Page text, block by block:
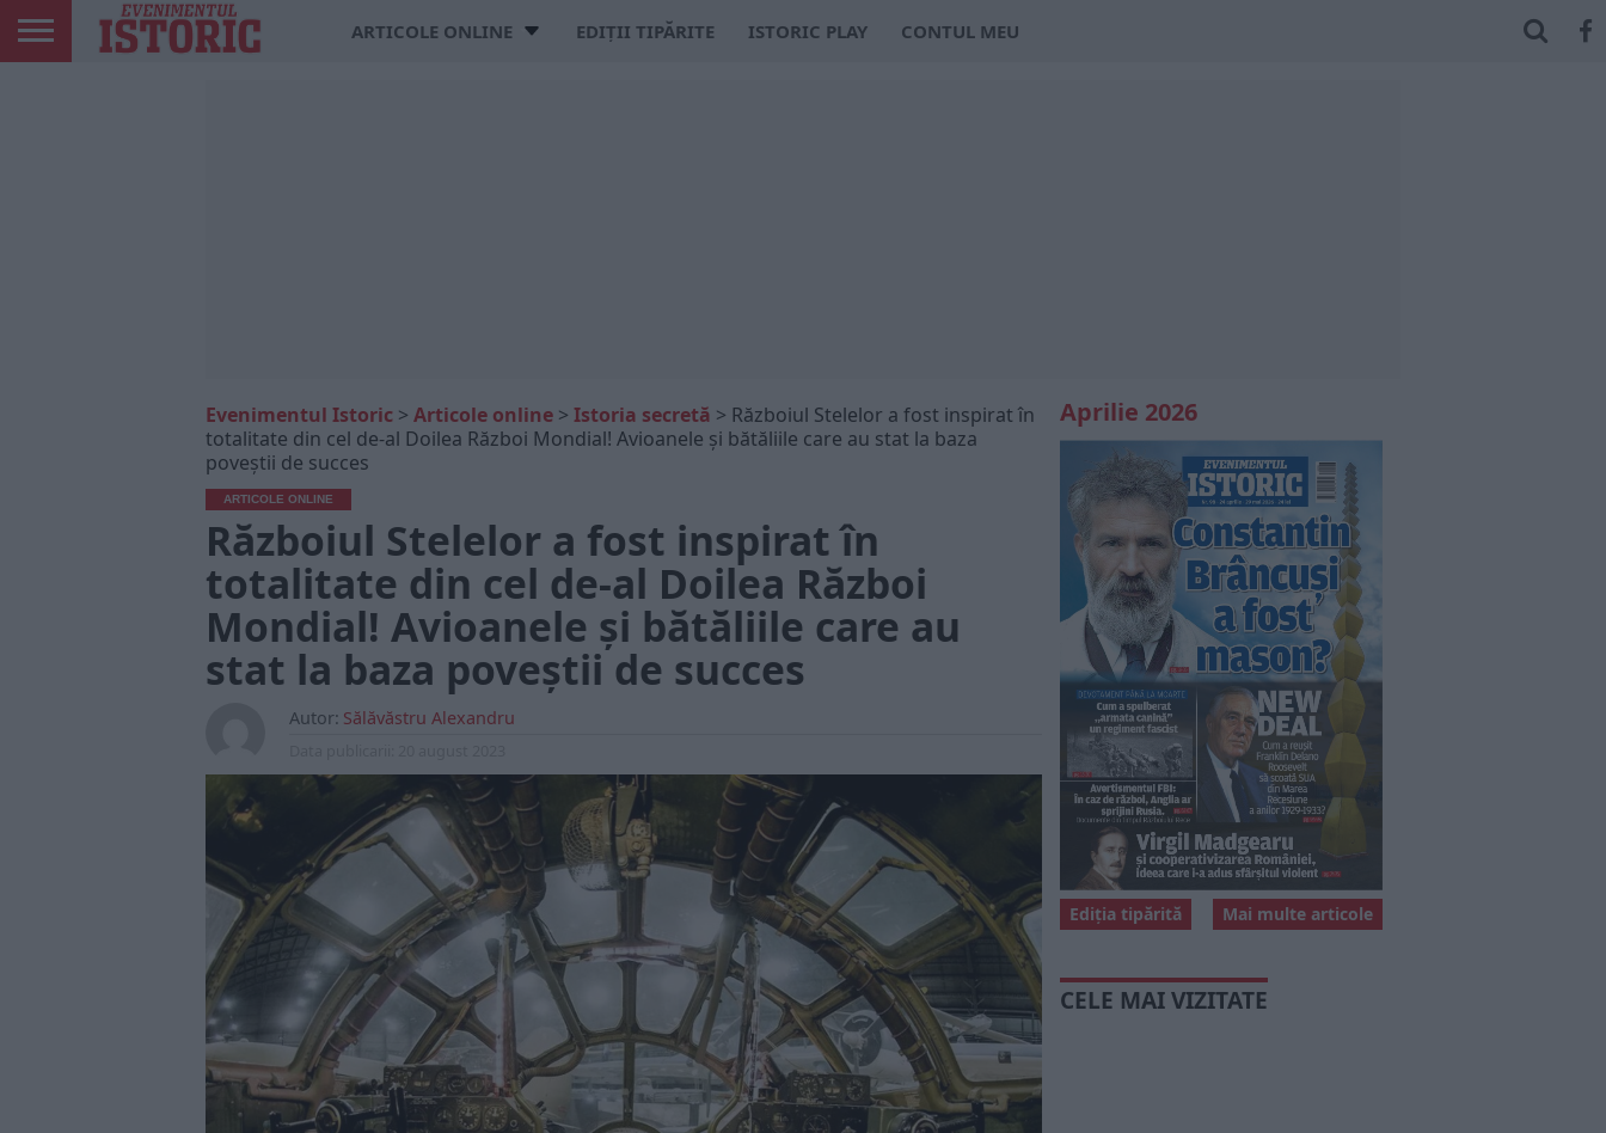
ARTICOLE ONLINE EDIȚII TIPĂRITE ISTORIC PLAY CONTUL MEU
Evenimentul Istoric > Articole online > Istoria secretă > Războiul Stelelor a fost inspirat în
totalitate din cel de-al Doilea Război Mondial! Avioanele și bătăliile care au stat la baza
poveștii de succes
ARTICOLE ONLINE
Războiul Stelelor a fost inspirat în
totalitate din cel de-al Doilea Război
Mondial! Avioanele și bătăliile care au
stat la baza poveștii de succes
Autor: Sălăvăstru Alexandru
Aprilie 2026
Mai multe articole
Ediția tipărită
CELE MAI VIZITATE